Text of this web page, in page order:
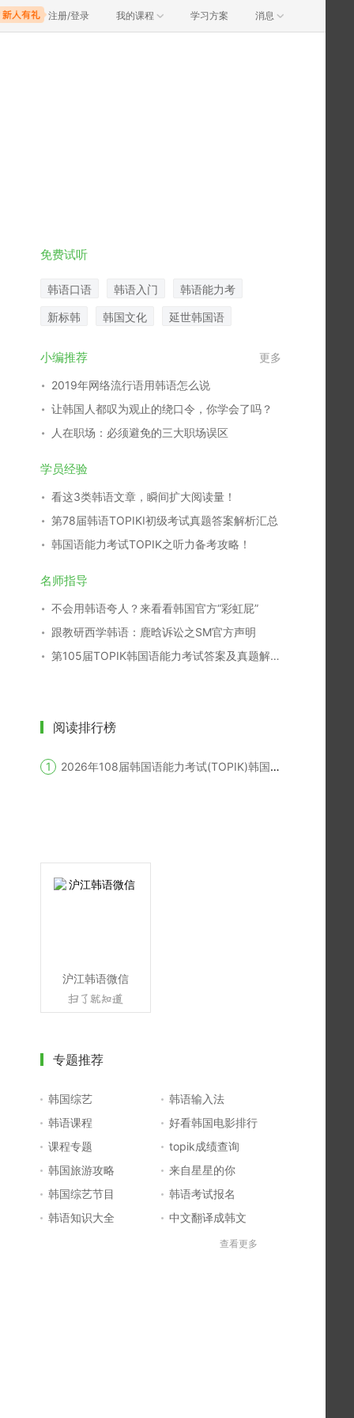
注册/登录 我的课程 学习方案 消息
免费试听
韩语口语 韩语入门 韩语能力考
新标韩 韩国文化 延世韩国语
小编推荐 更多
2019年网络流行语用韩语怎么说
让韩国人都叹为观止的绕口令，你学会了吗？
人在职场：必须避免的三大职场误区
学员经验
看这3类韩语文章，瞬间扩大阅读量！
第78届韩语TOPIKⅠ初级考试真题答案解析汇总
韩国语能力考试TOPIK之听力备考攻略！
名师指导
不会用韩语夸人？来看看韩国官方“彩虹屁”
跟教研西学韩语：鹿晗诉讼之SM官方声明
第105届TOPIK韩国语能力考试答案及真题解析汇总
阅读排行榜
2026年108届韩国语能力考试(TOPIK)韩国报名时间
沪江韩语微信
专题推荐
韩国综艺
韩语输入法
韩语课程
好看韩国电影排行
课程专题
topik成绩查询
韩国旅游攻略
来自星星的你
韩国综艺节目
韩语考试报名
韩语知识大全
中文翻译成韩文
查看更多